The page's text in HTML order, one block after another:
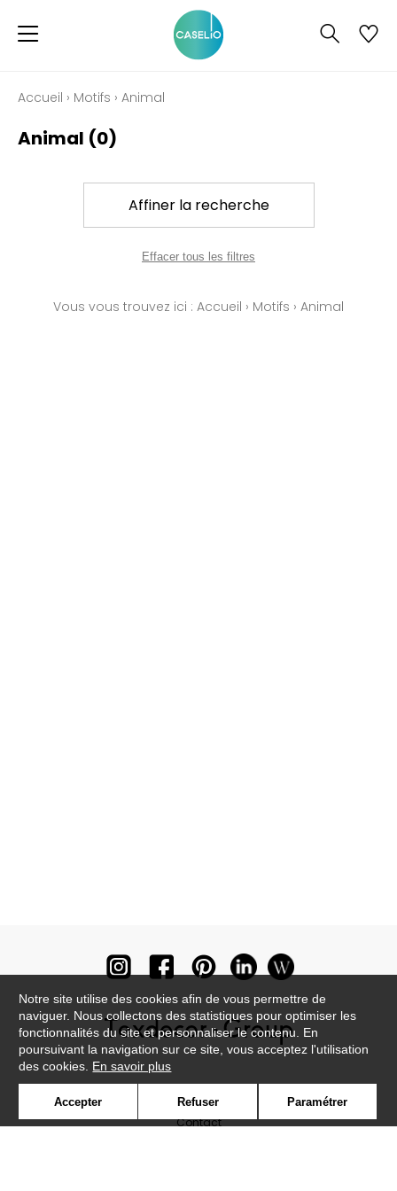
Accueil › Motifs › Animal
Animal (0)
Affiner la recherche
Effacer tous les filtres
Vous vous trouvez ici : Accueil › Motifs › Animal
Contact
Notre site utilise des cookies afin de vous permettre de
naviguer. Nous collectons des statistiques pour optimiser les
fonctionnalités du site et personnaliser le contenu. En
poursuivant la navigation sur ce site, vous acceptez l'utilisation
des cookies. En savoir plus
Accepter Refuser Paramétrer